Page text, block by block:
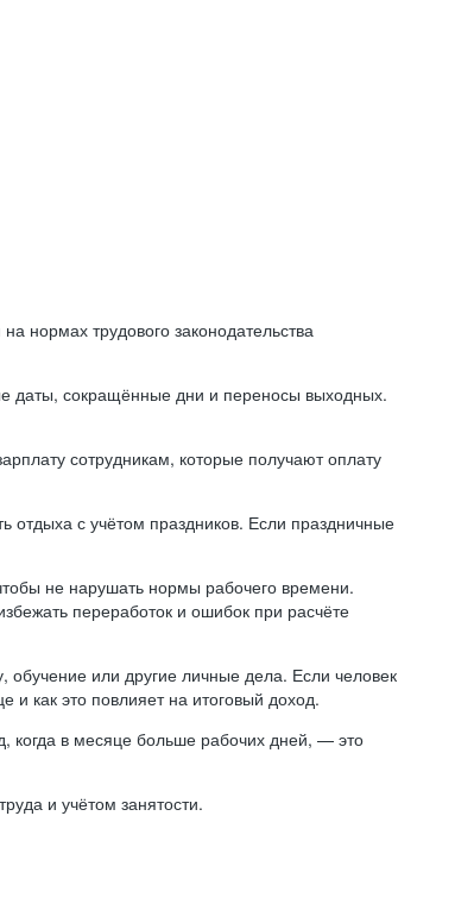
нормах трудового законодательства
даты, сокращённые дни и переносы выходных.
сотрудникам, которые получают оплату
отдыха с учётом праздников. Если праздничные
не нарушать нормы рабочего времени.
переработок и ошибок при расчёте
обучение или другие личные дела. Если человек
и как это повлияет на итоговый доход.
когда в месяце больше рабочих дней, — это
и учётом занятости.